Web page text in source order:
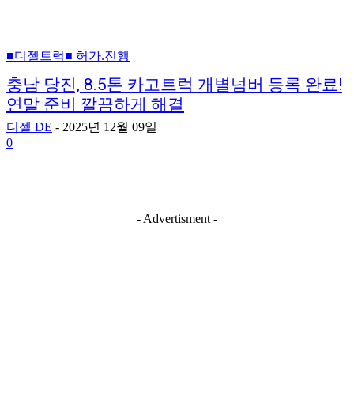
■디젤트럭■ 허가.진행
충남 당진, 8.5톤 카고트럭 개별넘버 등록 완료!
연말 준비 깔끔하게 해결
디젤 DE - 2025년 12월 09일
0
- Advertisment -